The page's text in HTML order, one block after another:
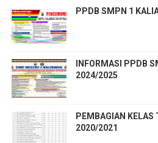
PPDB SMPN 1
INFORMASI PPDB
2024/2025
PEMBAGIAN KELAS
2020/2021